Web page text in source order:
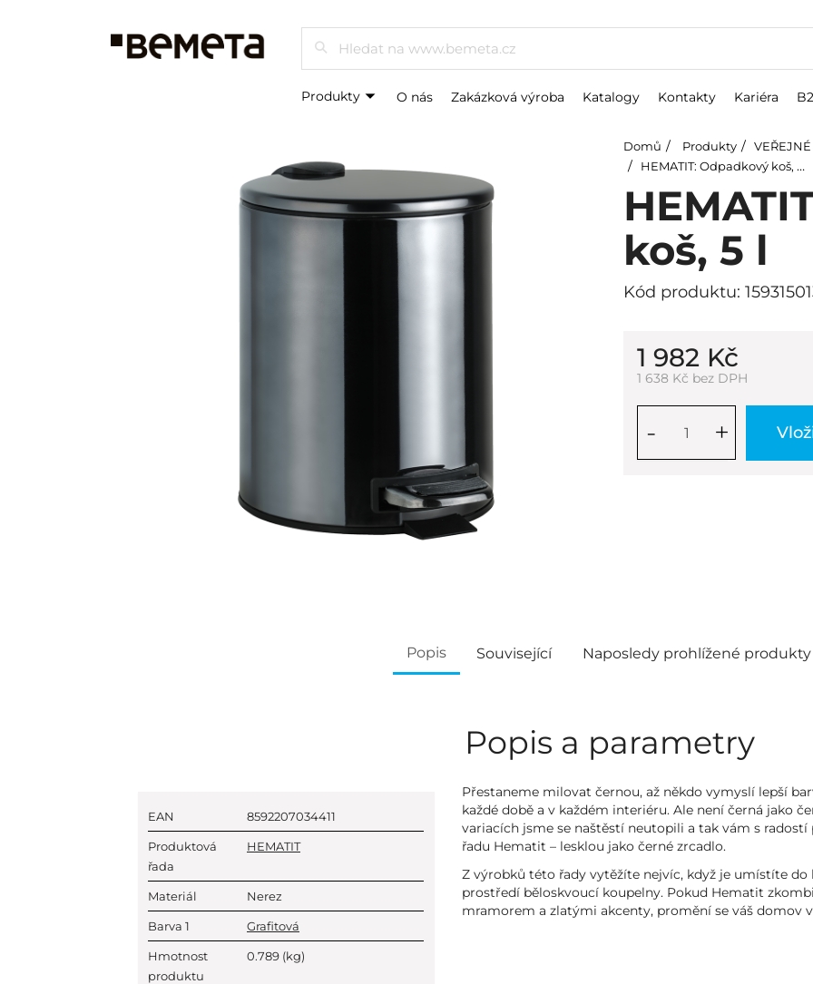
Hledat
Produkty O nás Zakázková výroba Katalogy Kontakty Kariéra
Domů Produkty
VEŘEJNÉ
HEMATIT: Odpadkový koš, 5 l
koš, 5 l
Kód produktu:
1 982 Kč
1 638 Kč bez DPH
+
-
Popis Související Naposledy prohlížené produkty
Popis a parametry
EAN 8592207034411
Produktová
řada
HEMATIT
Materiál Nerez
Barva 1 Grafitová
Hmotnost
produktu
0.789 (kg)
Přestaneme milovat černou, až někdo vymyslí lepší
každé době a v každém interiéru. Ale není černá jako
variacích jsme se naštěstí neutopili a tak vám s radostí
řadu Hematit – lesklou jako černé zrcadlo.
Z výrobků této řady vytěžíte nejvíc, když je umístíte do
prostředí běloskvoucí koupelny. Pokud Hematit
mramorem a zlatými akcenty, promění se váš domov